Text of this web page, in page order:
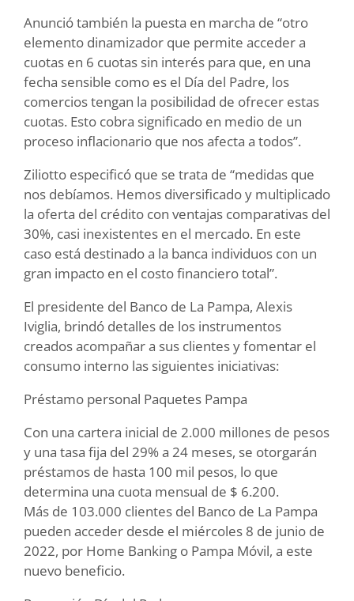
Anunció también la puesta en marcha de “otro
elemento dinamizador que permite acceder a
cuotas en 6 cuotas sin interés para que, en una
fecha sensible como es el Día del Padre, los
comercios tengan la posibilidad de ofrecer estas
cuotas. Esto cobra significado en medio de un
proceso inflacionario que nos afecta a todos”.
Ziliotto especificó que se trata de “medidas que
nos debíamos. Hemos diversificado y multiplicado
la oferta del crédito con ventajas comparativas del
30%, casi inexistentes en el mercado. En este
caso está destinado a la banca individuos con un
gran impacto en el costo financiero total”.
El presidente del Banco de La Pampa, Alexis
Iviglia, brindó detalles de los instrumentos
creados acompañar a sus clientes y fomentar el
consumo interno las siguientes iniciativas:
Préstamo personal Paquetes Pampa
Con una cartera inicial de 2.000 millones de pesos
y una tasa fija del 29% a 24 meses, se otorgarán
préstamos de hasta 100 mil pesos, lo que
determina una cuota mensual de $ 6.200.
Más de 103.000 clientes del Banco de La Pampa
pueden acceder desde el miércoles 8 de junio de
2022, por Home Banking o Pampa Móvil, a este
nuevo beneficio.